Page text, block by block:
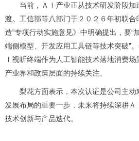
当前，ＡＩ产业正从技术研发阶段加
渡。工信部等八部门于２０２６年初联合
造”专项行动实施意见》中明确提出，要“
端侧模型、开发应用工具链等技术突破”
Ｉ视听终端作为人工智能技术落地消费场
产业界和政策层面的持续关注。
梨花方面表示，本次认证是公司主动
发展布局的重要一步，未来将持续深耕Ａ
技术创新与产品迭代。